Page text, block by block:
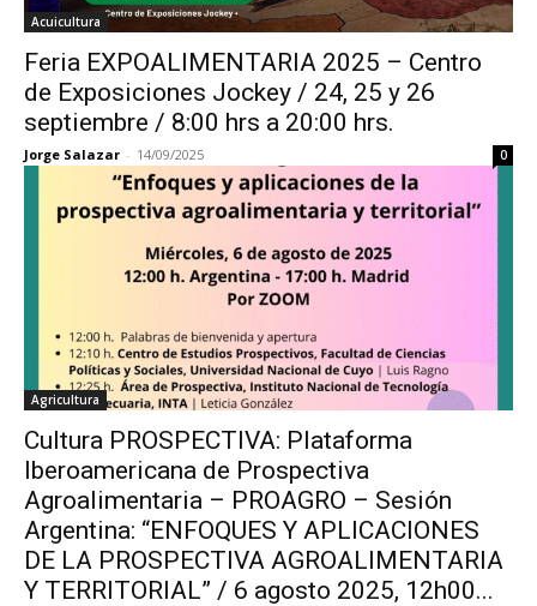
Acuicultura
Feria EXPOALIMENTARIA 2025 – Centro
de Exposiciones Jockey / 24, 25 y 26
septiembre / 8:00 hrs a 20:00 hrs.
Jorge Salazar - 14/09/2025 0
Agricultura
Cultura PROSPECTIVA: Plataforma
Iberoamericana de Prospectiva
Agroalimentaria – PROAGRO – Sesión
Argentina: “ENFOQUES Y APLICACIONES
DE LA PROSPECTIVA AGROALIMENTARIA
Y TERRITORIAL” / 6 agosto 2025, 12h00...